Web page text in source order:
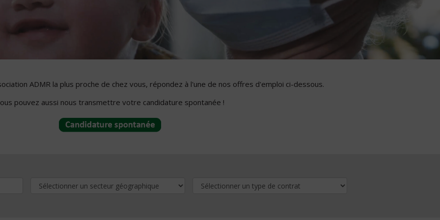
ADMR la plus proche de chez vous, répondez à l'une de nos offres d'emploi ci-dessous.
pouvez aussi nous transmettre votre candidature spontanée !